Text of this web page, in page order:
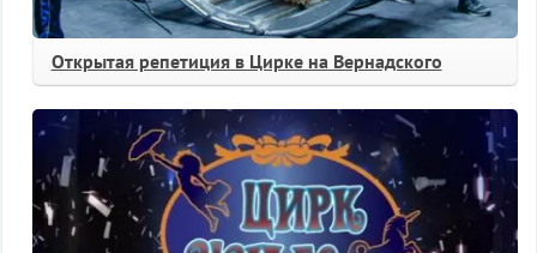
Открытая репетиция в Цирке на Вернадского